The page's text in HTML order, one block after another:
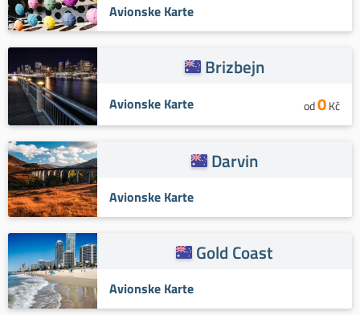
Avionske Karte
Brizbejn
Avionske Karte od0Kč
Darvin
Avionske Karte
Gold Coast
Avionske Karte